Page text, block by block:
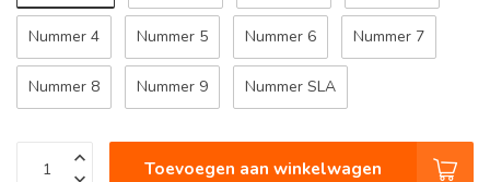
Nummer 4 Nummer 5 Nummer 6 Nummer 7
Nummer 8 Nummer 9 Nummer SLA
Toevoegen aan winkelwagen